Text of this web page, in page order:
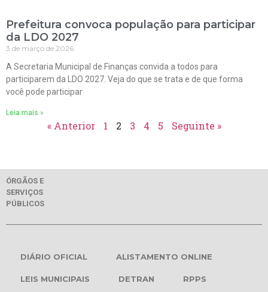
Prefeitura convoca população para participar
da LDO 2027
3 de março de 2026
A Secretaria Municipal de Finanças convida a todos para
participarem da LDO 2027. Veja do que se trata e de que forma
você pode participar
Leia mais »
« Anterior 1 2 3 4 5 Seguinte »
ÓRGÃOS E
SERVIÇOS
PÚBLICOS
DIÁRIO OFICIAL ALISTAMENTO ONLINE
LEIS MUNICIPAIS DETRAN RPPS